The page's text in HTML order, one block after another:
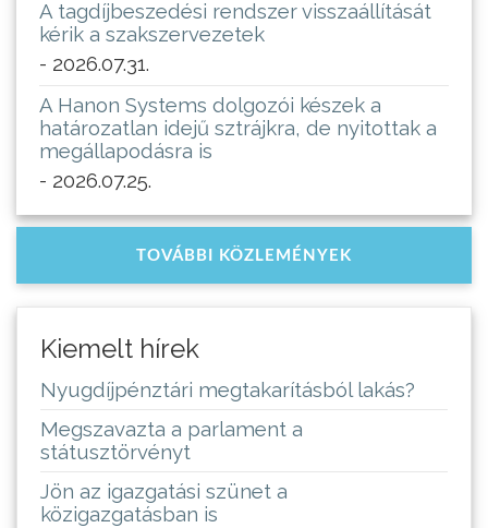
A tagdíjbeszedési rendszer visszaállítását
kérik a szakszervezetek
- 2026.07.31.
A Hanon Systems dolgozói készek a
határozatlan idejű sztrájkra, de nyitottak a
megállapodásra is
- 2026.07.25.
TOVÁBBI KÖZLEMÉNYEK
Kiemelt hírek
Nyugdíjpénztári megtakarításból lakás?
Megszavazta a parlament a
státusztörvényt
Jön az igazgatási szünet a
közigazgatásban is